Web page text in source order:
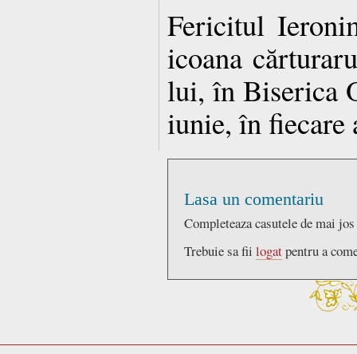
Fericitul
icoana
lui, în Biserica
iunie, în fiecare
Lasa un comentariu
Completeaza casutele de mai
Trebuie sa fii logatpentru a